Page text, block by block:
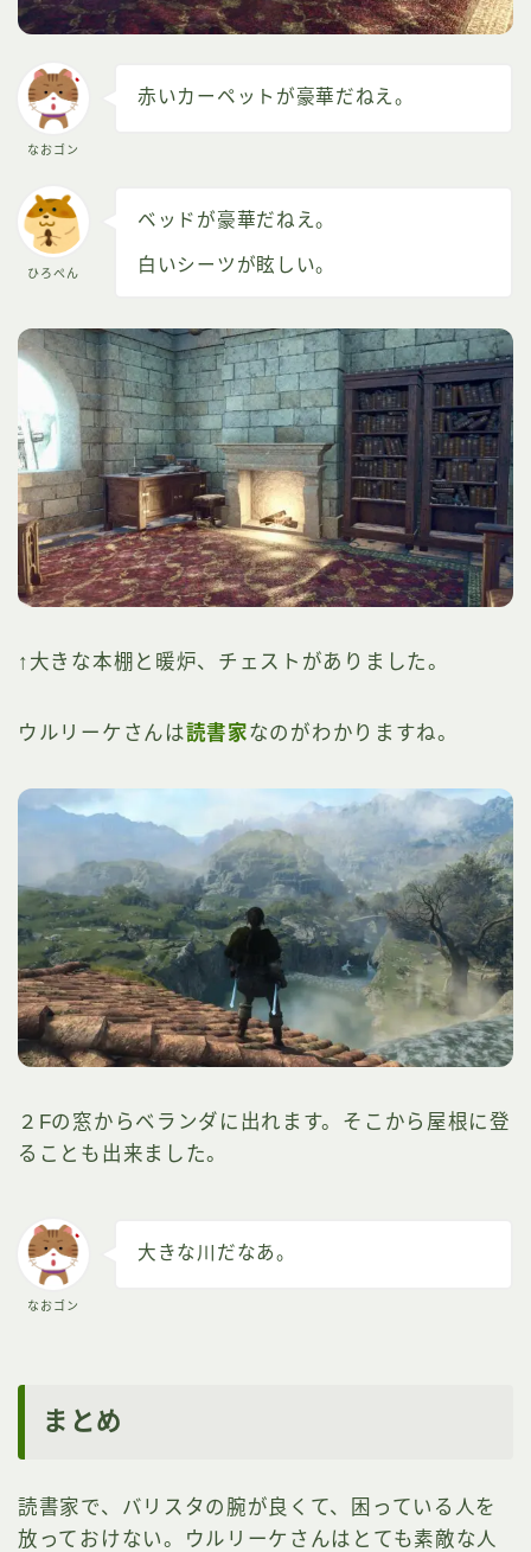
なおゴン
赤いカーペットが豪華だねえ。
ひろぺん
ベッドが豪華だねえ。
白いシーツが眩しい。
↑大きな本棚と暖炉、チェストがありました。
ウルリーケさんは読書家なのがわかりますね。
２Fの窓からベランダに出れます。そこから屋根に登
ることも出来ました。
なおゴン
大きな川だなあ。
まとめ
読書家で、バリスタの腕が良くて、困っている人を
放っておけない。ウルリーケさんはとても素敵な人